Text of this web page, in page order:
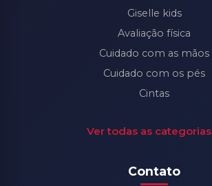
Giselle kids
Avaliação física
Cuidado com as mãos
Cuidado com os pés
Cintas
Ver todas as categorias
Contato